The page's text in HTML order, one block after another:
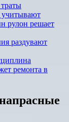
учитывают
рулон решает
раздувают
ремонта в